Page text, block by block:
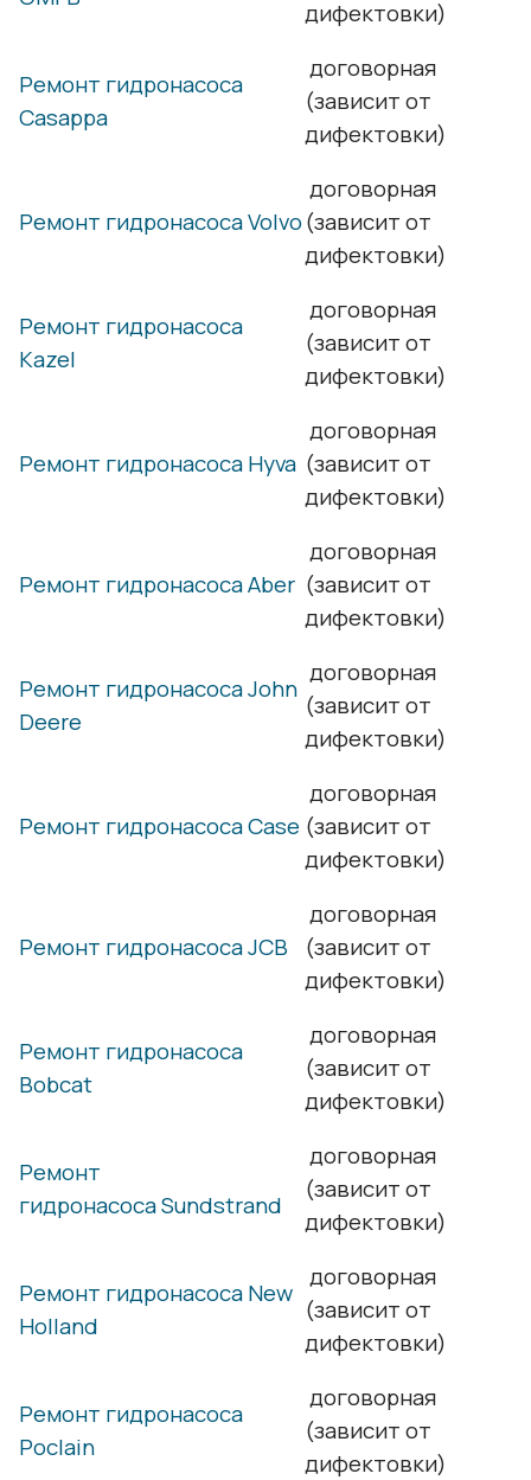
дифектовки)
Ремонт гидронасоса
Casappa
договорная
(зависит от
дифектовки)
Ремонт гидронасоса Volvo
договорная
(зависит от
дифектовки)
Ремонт гидронасоса
Kazel
договорная
(зависит от
дифектовки)
Ремонт гидронасоса Hyva
договорная
(зависит от
дифектовки)
Ремонт гидронасоса Aber
договорная
(зависит от
дифектовки)
Ремонт гидронасоса John
Deere
договорная
(зависит от
дифектовки)
Ремонт гидронасоса Case
договорная
(зависит от
дифектовки)
Ремонт гидронасоса JCB
договорная
(зависит от
дифектовки)
Ремонт гидронасоса
Bobcat
договорная
(зависит от
дифектовки)
Ремонт
гидронасоса Sundstrand
договорная
(зависит от
дифектовки)
Ремонт гидронасоса New
Holland
договорная
(зависит от
дифектовки)
Ремонт гидронасоса
Poclain
договорная
(зависит от
дифектовки)